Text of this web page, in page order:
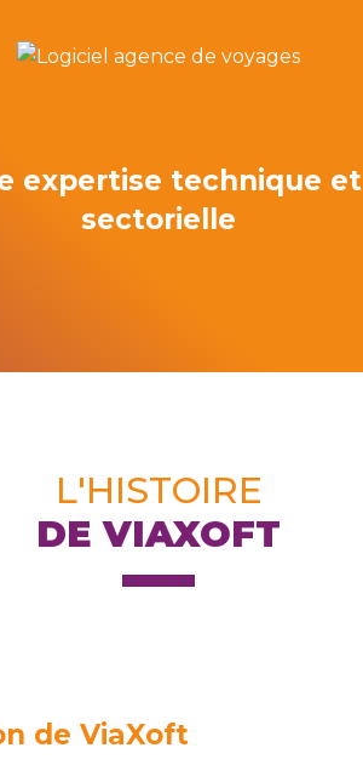
expertise technique et
sectorielle
L'HISTOIRE
DE VIAXOFT
de ViaXoft